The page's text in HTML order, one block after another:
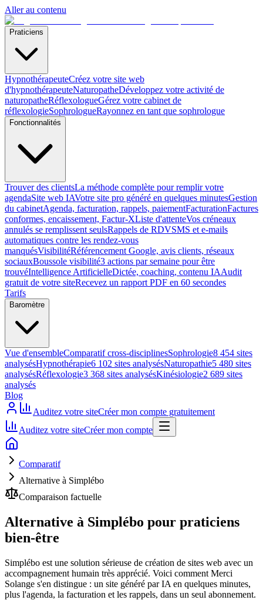
Aller au contenu
Praticiens
HypnothérapeuteCréez votre site web
d'hypnothérapeuteNaturopatheDéveloppez votre activité de
naturopatheRéflexologueGérez votre cabinet de
réflexologieSophrologueRayonnez en tant que sophrologue
Fonctionnalités
Trouver des clientsLa méthode complète pour remplir votre
agendaSite web IAVotre site pro généré en quelques minutesGestion
du cabinetAgenda, facturation, rappels, paiementFacturationFactures
conformes, encaissement, Factur-XListe d'attenteVos créneaux
annulés se remplissent seulsRappels de RDVSMS et e-mails
automatiques contre les rendez-vous
manquésVisibilitéRéférencement Google, avis clients, réseaux
sociauxBoussole visibilité3 actions par semaine pour être
trouvéIntelligence ArtificielleDictée, coaching, contenu IAAudit
gratuit de votre siteRecevez un rapport PDF en 60 secondes
Tarifs
Baromètre
Vue d'ensembleComparatif cross-disciplinesSophrologie8 454 sites
analysésHypnothérapie6 102 sites analysésNaturopathie5 480 sites
analysésRéflexologie3 368 sites analysésKinésiologie2 689 sites
analysés
Blog
Auditez votre siteCréer mon compte gratuitement
Auditez votre siteCréer mon compte
Comparatif
Alternative à Simplébo
Comparaison factuelle
Alternative à Simplébo pour praticiens
bien-être
Simplébo est une solution sérieuse de création de sites web avec un
accompagnement humain très apprécié. Voici comment Merci
Solange s'en distingue : un site généré par IA en quelques minutes,
plus l'agenda, la facturation et les rappels, dans un seul abonnement.